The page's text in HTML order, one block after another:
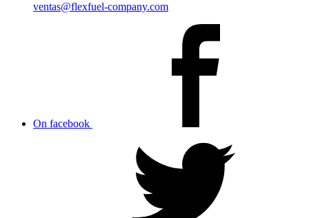
ventas@flexfuel-company.com
On facebook